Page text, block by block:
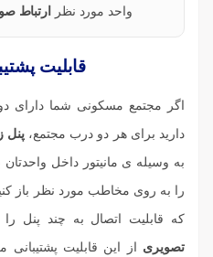
واحد مورد نظر ارتباط
قابلیت
اگر مجتمع مسکونی شما دارای
دارید برای هر دو درب مجتمع، پنل
به وسیله ی مانیتور داخل
را به روی مخاطب مورد نظر باز
که قابلیت اتصال به چند پنل را
تصویری از این قابلیت